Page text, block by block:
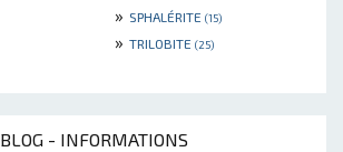
» SPHALÉRITE (15)
» TRILOBITE (25)
BLOG - INFORMATIONS